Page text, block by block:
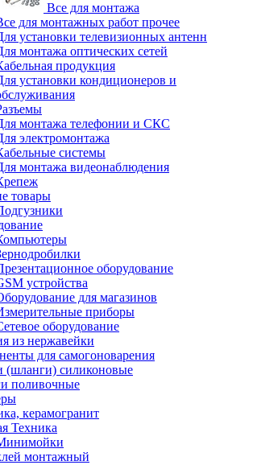
Все для монтажа
для монтажных работ прочее
установки телевизионных антенн
монтажа оптических сетей
продукция
установки кондиционеров и
монтажа телефонии и СКС
электромонтажа
системы
монтажа видеонаблюдения
товары
оборудование
устройства
для магазинов
приборы
оборудование
из нержавейки
для самогоноварения
(шланги) силиконовые
поливочные
керамогранит
Техника
монтажный